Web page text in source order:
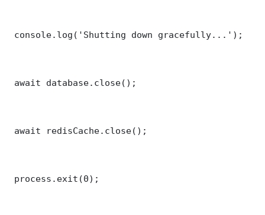
console.log('Shutting down gracefully...');
await database.close();
await redisCache.close();
process.exit(0);